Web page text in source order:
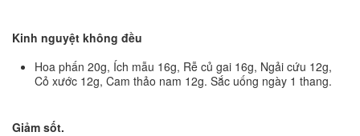
Kinh nguyệt không đều
Hoa phấn 20g, Ích mẫu 16g, Rễ củ gai 16g, Ngải cứu 12g,
Cỏ xước 12g, Cam thảo nam 12g. Sắc uống ngày 1 thang.
Giảm sốt.